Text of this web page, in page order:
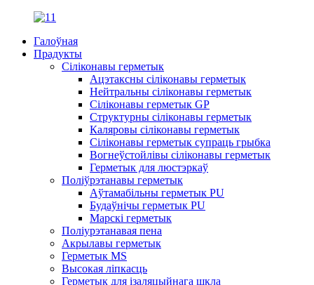
Галоўная
Прадукты
Сіліконавы герметык
Ацэтаксны сіліконавы герметык
Нейтральны сіліконавы герметык
Сіліконавы герметык GP
Структурны сіліконавы герметык
Каляровы сіліконавы герметык
Сіліконавы герметык супраць грыбка
Вогнеўстойлівы сіліконавы герметык
Герметык для люстэркаў
Поліўрэтанавы герметык
Аўтамабільны герметык PU
Будаўнічы герметык PU
Марскі герметык
Поліурэтанавая пена
Акрылавы герметык
Герметык MS
Высокая ліпкасць
Герметык для ізаляцыйнага шкла